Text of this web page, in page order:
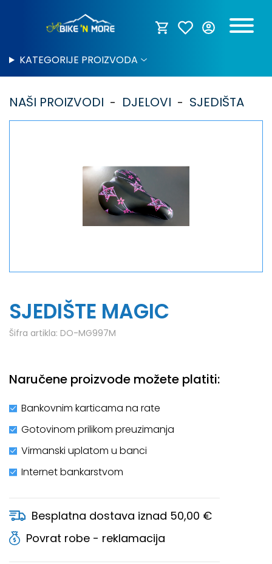
KATEGORIJE PROIZVODA
NAŠI PROIZVODI DJELOVI SJEDIŠTA
SJEDIŠTE MAGIC
Šifra artikla: DO-MG997M
Naručene proizvode možete platiti:
Bankovnim karticama na rate
Gotovinom prilikom preuzimanja
Virmanski uplatom u banci
Internet bankarstvom
Besplatna dostava iznad 50,00 €
Povrat robe - reklamacija